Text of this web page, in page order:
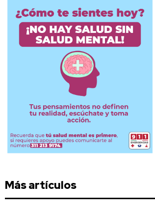
Más artículos